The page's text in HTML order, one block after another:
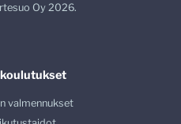
Oy 2026.
valmennukset